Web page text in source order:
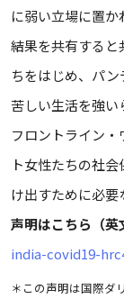
に弱い立場に置
結果を共有すると
ちをはじめ、パ
苦しい生活を強い
フロントライン
ト女性たちの社
け出すために必要
声明はこちら（英
india-covid19-
＊この声明は国際ダ